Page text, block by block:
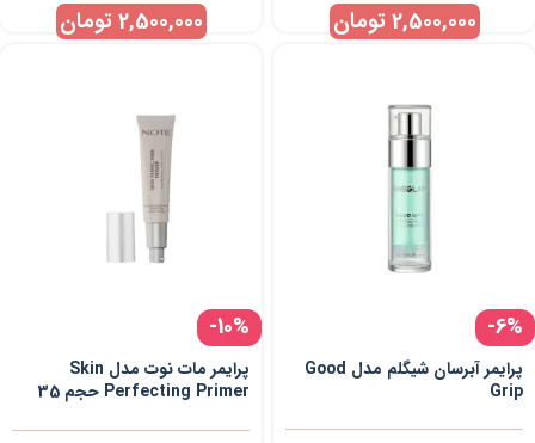
2,500,000 تومان
2,500,000 تومان
-6%
پرایمر آبرسان شیگلم مدل Good
Grip
-10%
پرایمر مات نوت مدل Skin
Perfecting Primer حجم 35